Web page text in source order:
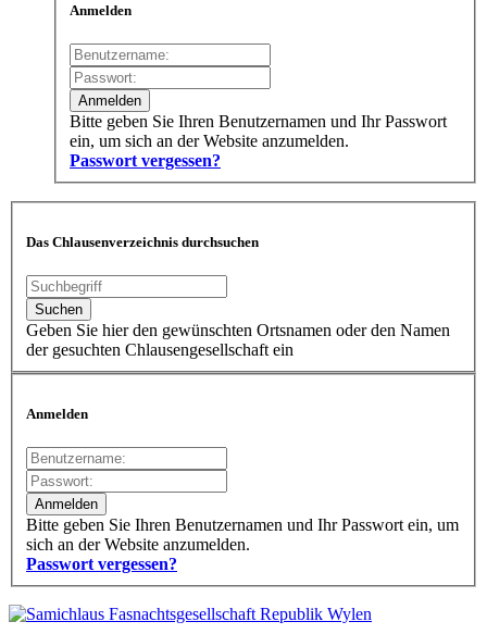
Anmelden
Bitte geben Sie Ihren Benutzernamen und Ihr Passwort
ein, um sich an der Website anzumelden.
Passwort vergessen?
Das Chlausenverzeichnis durchsuchen
Geben Sie hier den gewünschten Ortsnamen oder den Namen
der gesuchten Chlausengesellschaft ein
Anmelden
Bitte geben Sie Ihren Benutzernamen und Ihr Passwort ein, um
sich an der Website anzumelden.
Passwort vergessen?